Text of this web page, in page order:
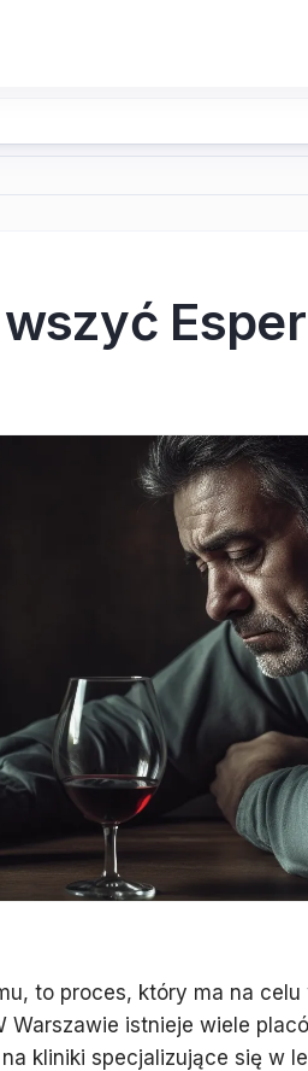
to proces, który ma na
Warszawie istnieje wiele
kliniki specjalizujące się w